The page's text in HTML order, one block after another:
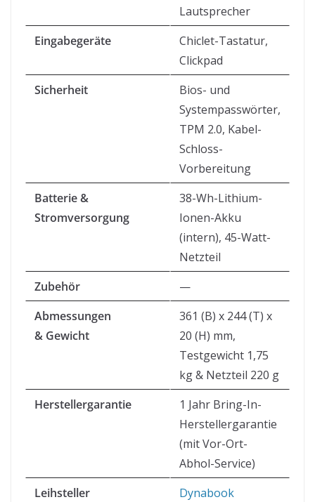
Lautsprecher
Eingabegeräte
Chiclet-Tastatur,
Clickpad
Sicherheit
Bios- und
Systempasswörter,
TPM 2.0, Kabel-
Schloss-
Vorbereitung
Batterie &
Stromversorgung
38-Wh-Lithium-
Ionen-Akku
(intern), 45-Watt-
Netzteil
Zubehör
—
Abmessungen
& Gewicht
361 (B) x 244 (T) x
20 (H) mm,
Testgewicht 1,75
kg & Netzteil 220 g
Herstellergarantie
1 Jahr Bring-In-
Herstellergarantie
(mit Vor-Ort-
Abhol-Service)
Leihsteller
Dynabook